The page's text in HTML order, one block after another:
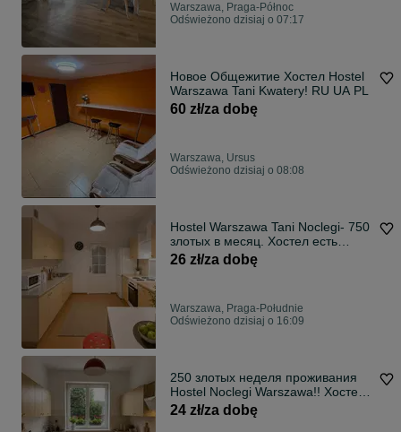
Warszawa, Praga-Północ
Odświeżono dzisiaj o 07:17
Новое Общежитие Хостел Hostel
Warszawa Tani Kwatery! RU UA PL
60 zł/za dobę
Warszawa, Ursus
Odświeżono dzisiaj o 08:08
Hostel Warszawa Tani Noclegi- 750
злотых в месяц. Хостел есть
места
26 zł/za dobę
Warszawa, Praga-Południe
Odświeżono dzisiaj o 16:09
250 злотых неделя проживания
Hostel Noclegi Warszawa!! Хостел
Варшава
24 zł/za dobę